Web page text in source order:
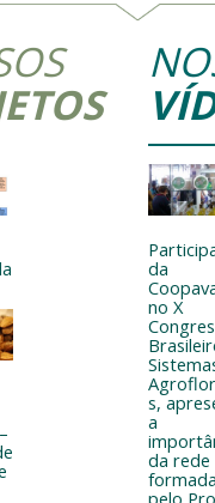
da
no X
s,
a
da rede
formada